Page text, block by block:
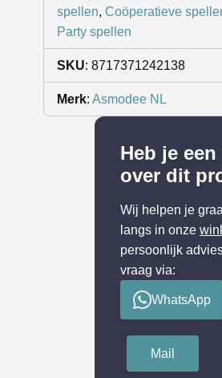
spellen, Coöperatieve
Party spellen
SKU: 8717371242138
Merk: Asmodee NL
Heb je een
over dit
Wij helpen je
langs in onze
persoonlijk
vraag via:
WhatsApp
Mail